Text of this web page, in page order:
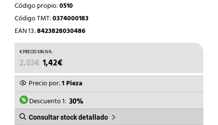
Código propio:0510
Código TMT:0374000183
EAN 13:8423828030486
2,03€ EL
PRECIO
ORIGINAL
ERA:
2,03€.
1,42€
PRECIO
ACTUAL
ES:
1,42€.
Precio por:1 Pieza
Descuento 1: 30%
Consultar stock detallado